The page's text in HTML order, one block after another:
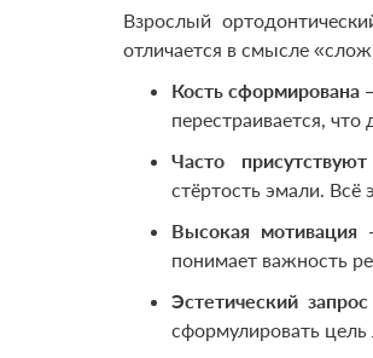
Взрослый
отличается в смысле
Кость сформирована
перестраивается, что
Часто
стёртость эмали. Всё
Высокая мотивация
понимает важность
Эстетический
сформулировать цель